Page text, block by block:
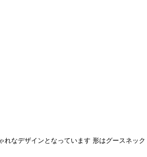
なデザインとなっています 形はグースネック